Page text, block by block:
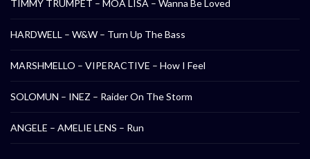
TIMMY TRUMPET – MOA LISA – Wanna Be Loved
HARDWELL – W&W – Turn Up The Bass
MARSHMELLO – VIPERACTIVE – How I Feel
SOLOMUN – INEZ – Raider On The Storm
ANGELE – AMELIE LENS – Run